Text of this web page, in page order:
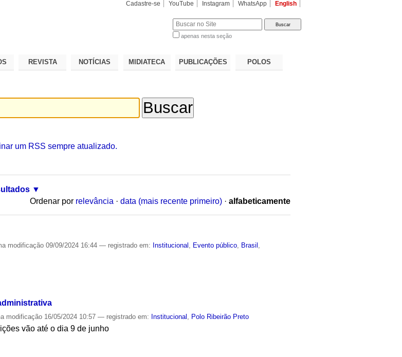
Cadastre-se YouTube Instagram WhatsApp English
apenas nesta seção
REVISTA NOTÍCIAS MIDIATECA PUBLICAÇÕES POLOS
um RSS sempre atualizado.
Ordenar por relevância · data (mais recente primeiro) · alfabeticamente
modificação 09/09/2024 16:44— registrado em: Institucional Evento público Brasil
modificação 16/05/2024 10:57— registrado em: Institucional Polo Ribeirão Preto
vão até o dia 9 de junho